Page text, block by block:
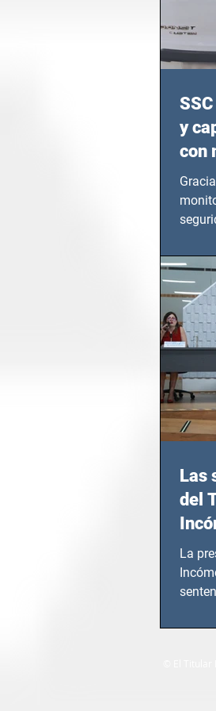
y
con
Las
del
La